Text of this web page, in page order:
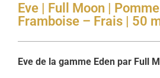
Eve | Full Moon |
Framboise – Frais | 50
Eve de la gamme Eden par Full